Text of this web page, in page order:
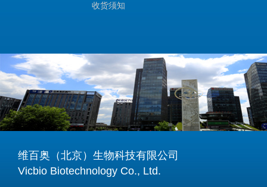
收货须知
维百奥（北京）生物科技有限公司
Vicbio Biotechnology Co., Ltd.